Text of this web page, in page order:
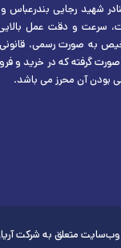
شهید رجایی بندرعباس
سرعت و دقت عمل بالایی
به صورت رسمی،
صورت گرفته که در خرید و
بودن آن محرز می باشد.
متعلق به شرکت